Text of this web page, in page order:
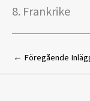
8. Frankrike
← Föregående